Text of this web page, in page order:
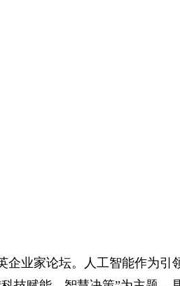
企业家论坛。人工智能作为引